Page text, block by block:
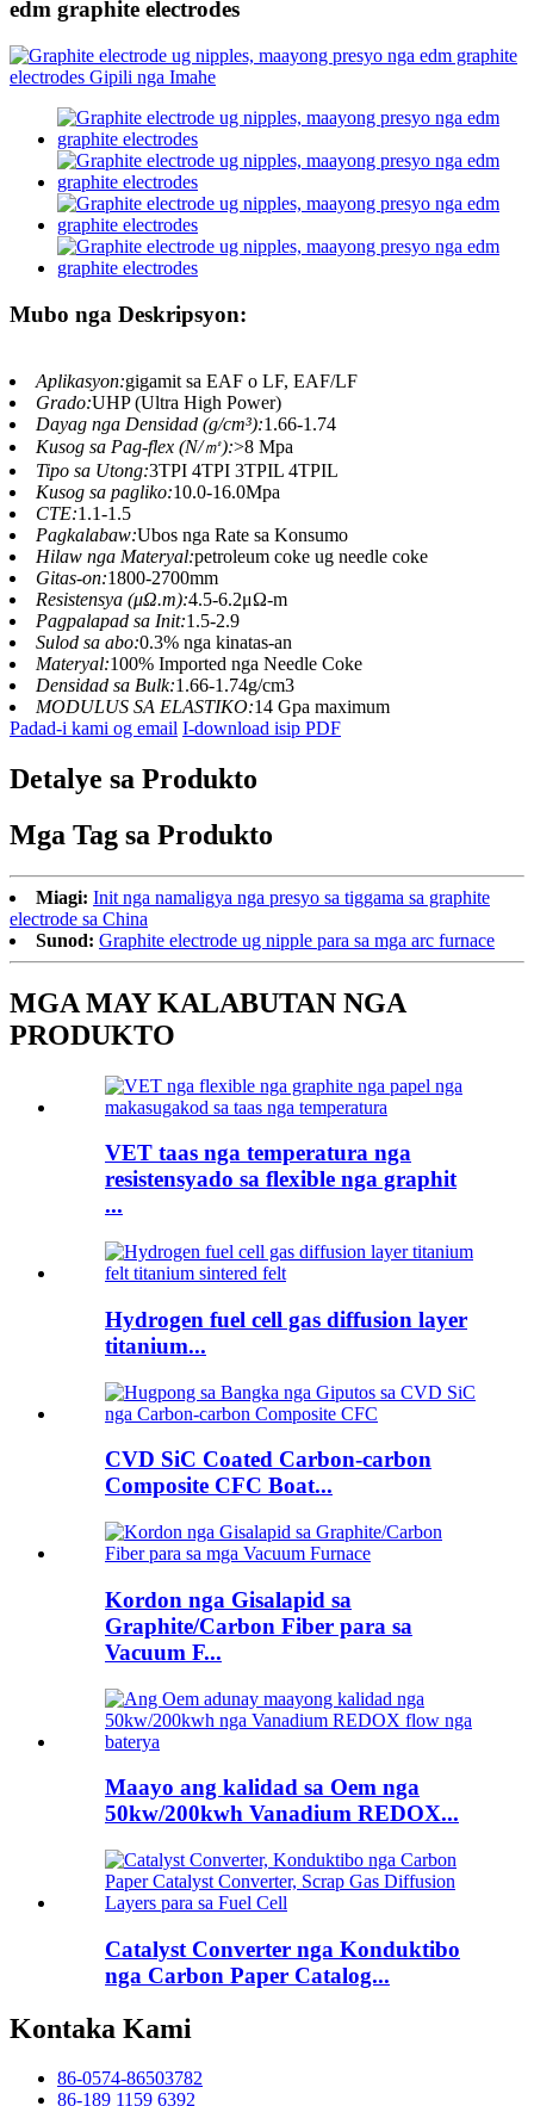
edm graphite electrodes
Mubo nga Deskripsyon:
Aplikasyon:gigamit sa EAF o LF, EAF/LF
Grado:UHP (Ultra High Power)
Dayag nga Densidad (g/cm³):1.66-1.74
Kusog sa Pag-flex (N/㎡):>8 Mpa
Tipo sa Utong:3TPI 4TPI 3TPIL 4TPIL
Kusog sa pagliko:10.0-16.0Mpa
CTE:1.1-1.5
Pagkalabaw:Ubos nga Rate sa Konsumo
Hilaw nga Materyal:petroleum coke ug needle coke
Gitas-on:1800-2700mm
Resistensya (μΩ.m):4.5-6.2μΩ-m
Pagpalapad sa Init:1.5-2.9
Sulod sa abo:0.3% nga kinatas-an
Materyal:100% Imported nga Needle Coke
Densidad sa Bulk:1.66-1.74g/cm3
MODULUS SA ELASTIKO:14 Gpa maximum
Padad-i kami og email I-download isip PDF
Detalye sa Produkto
Mga Tag sa Produkto
Miagi: Init nga namaligya nga presyo sa tiggama sa graphite
electrode sa China
Sunod: Graphite electrode ug nipple para sa mga arc furnace
MGA MAY KALABUTAN NGA
PRODUKTO
VET taas nga temperatura nga
resistensyado sa flexible nga graphit
...
Hydrogen fuel cell gas diffusion layer
titanium...
CVD SiC Coated Carbon-carbon
Composite CFC Boat...
Kordon nga Gisalapid sa
Graphite/Carbon Fiber para sa
Vacuum F...
Maayo ang kalidad sa Oem nga
50kw/200kwh Vanadium REDOX...
Catalyst Converter nga Konduktibo
nga Carbon Paper Catalog...
Kontaka Kami
86-0574-86503782
86-189 1159 6392